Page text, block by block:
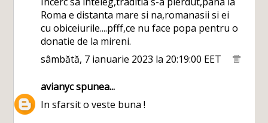
Roma e distanta mare si na,romanasii si ei
cu obiceiurile....pfff,ce nu face popa pentru o
donatie de la mireni.
sâmbătă, 7 ianuarie 2023 la 20:19:00 EET
avianycspunea...
In sfarsit o veste buna !